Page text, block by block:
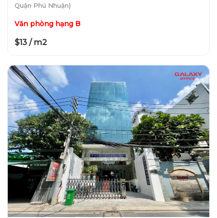
Quận Phú Nhuận)
Văn phòng hạng B
$13 / m2